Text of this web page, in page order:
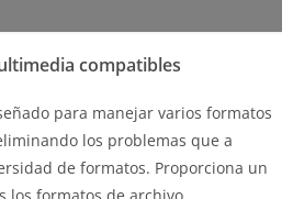
compatibles
para manejar varios formatos
los problemas que a
de formatos. Proporciona un
los formatos de archivo,